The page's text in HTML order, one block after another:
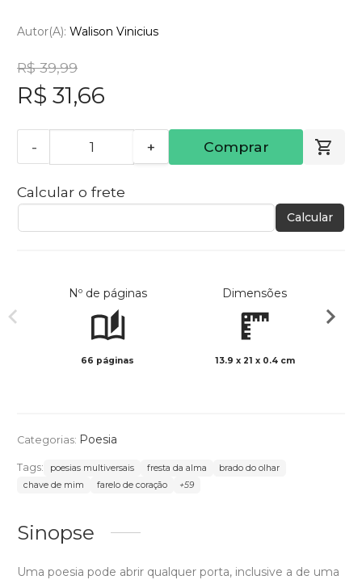
Autor(a): Walison Vinicius
R$ 39,99
R$ 31,66
- + Comprar
Calcular o frete
Calcular
Nº de páginas
66 páginas
Dimensões
13.9 x 21 x 0.4 cm
Categorias: Poesia
Tags: poesias multiversais fresta da alma
brado do olhar
chave de mim
farelo de coração +59
Sinopse
Uma poesia pode abrir qualquer porta, inclusive a de uma